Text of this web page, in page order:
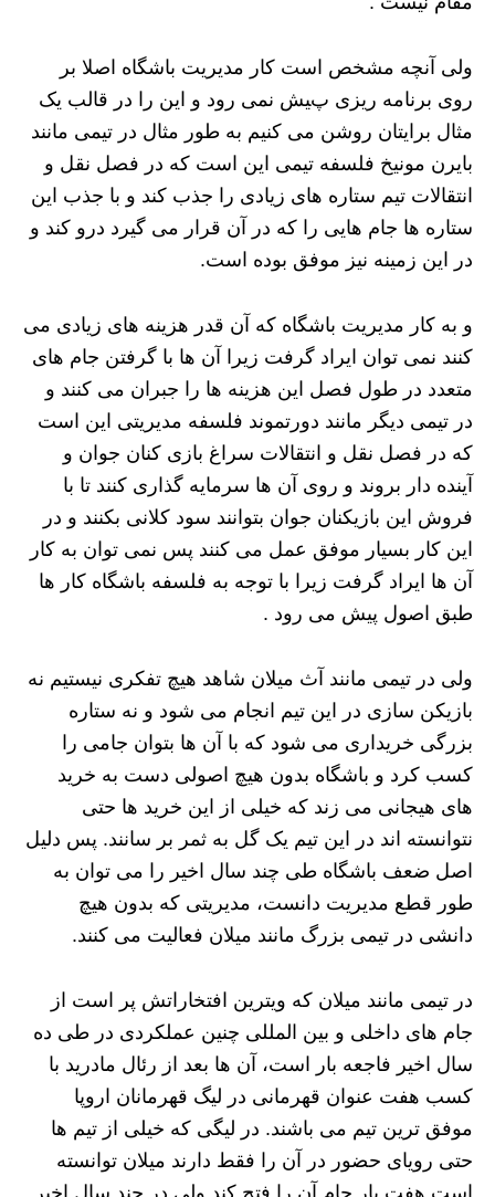
ولی آنچه مشخص است کار مدیریت باشگاه اصلا بر
روی برنامه ریزی پیش نمی رود و این را در قالب یک
مثال برایتان روشن می کنیم به طور مثال در تیمی مانند
بایرن مونیخ فلسفه تیمی این است که در فصل نقل و
انتقالات تیم ستاره های زیادی را جذب کند و با جذب این
ستاره ها جام هایی را که در آن قرار می گیرد درو کند و
در این زمینه نیز موفق بوده است.
و به کار مدیریت باشگاه که آن قدر هزینه های زیادی می
کنند نمی توان ایراد گرفت زیرا آن ها با گرفتن جام های
متعدد در طول فصل این هزینه ها را جبران می کنند و
در تیمی دیگر مانند دورتموند فلسفه مدیریتی این است
که در فصل نقل و انتقالات سراغ بازی کنان جوان و
آینده دار بروند و روی آن ها سرمایه گذاری کنند تا با
فروش این بازیکنان جوان بتوانند سود کلانی بکنند و در
این کار بسیار موفق عمل می کنند پس نمی توان به کار
آن ها ایراد گرفت زیرا با توجه به فلسفه باشگاه کار ها
طبق اصول پیش می رود .
ولی در تیمی مانند آث میلان شاهد هیچ تفکری نیستیم نه
بازیکن سازی در این تیم انجام می شود و نه ستاره
بزرگی خریداری می شود که با آن ها بتوان جامی را
کسب کرد و باشگاه بدون هیچ اصولی دست به خرید
های هیجانی می زند که خیلی از این خرید ها حتی
نتوانسته اند در این تیم یک گل به ثمر بر سانند. پس دلیل
اصل ضعف باشگاه طی چند سال اخیر را می توان به
طور قطع مدیریت دانست، مدیریتی که بدون هیچ
دانشی در تیمی بزرگ مانند میلان فعالیت می کنند.
در تیمی مانند میلان که ویترین افتخاراتش پر است از
جام های داخلی و بین المللی چنین عملکردی در طی ده
سال اخیر فاجعه بار است، آن ها بعد از رئال مادرید با
کسب هفت عنوان قهرمانی در لیگ قهرمانان اروپا
موفق ترین تیم می باشند. در لیگی که خیلی از تیم ها
حتی رویای حضور در آن را فقط دارند میلان توانسته